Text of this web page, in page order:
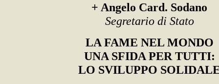
+ Angelo Card. Sodano
Segretario di Stato
LA FAME NEL MONDO
UNA SFIDA PER TUTTI:
LO SVILUPPO